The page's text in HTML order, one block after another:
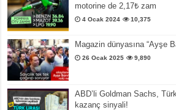
motorine de 2,17₺ zam
4 Ocak 2024 10,375
Magazin dünyasına “Ayşe
26 Ocak 2025 9,890
ABD’li Goldman Sachs,
kazanç sinyali!